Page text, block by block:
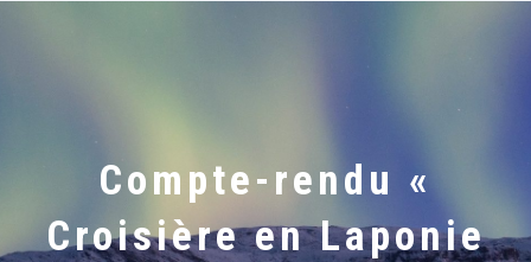
Compte-rendu «
Croisière en Laponie